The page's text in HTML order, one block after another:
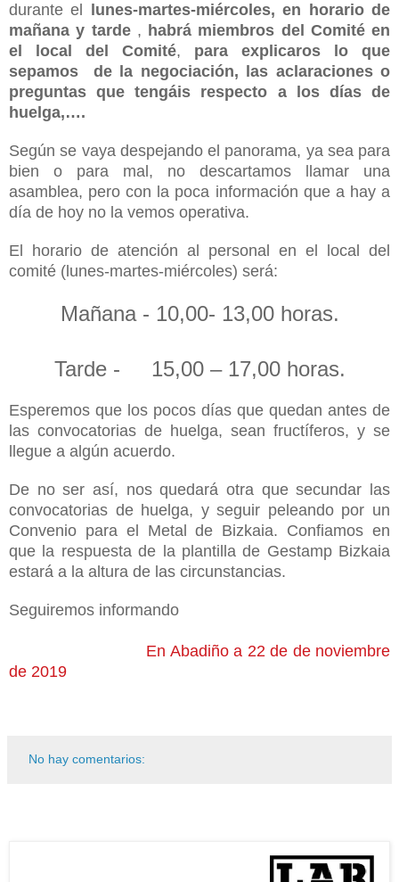
durante el
lunes-martes-miércoles, en horario de
mañana y tarde, habrá miembros del Comité en
el local del Comité, para explicaros lo que
sepamos
de la negociación, las aclaraciones o
preguntas que tengáis respecto a los días de
huelga,….
Según se vaya despejando el panorama, ya sea para
bien o para mal, no descartamos llamar una
asamblea, pero con la poca información que a hay a
día de hoy no la vemos operativa.
El horario de atención al personal en el local del
comité (lunes-martes-miércoles) será:
Mañana - 10,00- 13,00 horas.
Tarde - 15,00 – 17,00 horas.
Esperemos que los pocos días que quedan antes de
las convocatorias de huelga, sean fructíferos, y se
llegue a algún acuerdo.
De no ser así, nos quedará otra que secundar las
convocatorias de huelga, y seguir peleando por un
Convenio para el Metal de Bizkaia. Confiamos en
que la respuesta de la plantilla de Gestamp Bizkaia
estará a la altura de las circunstancias.
Seguiremos informando
En Abadiño a 22 de de noviembre
de 2019
No hay comentarios: